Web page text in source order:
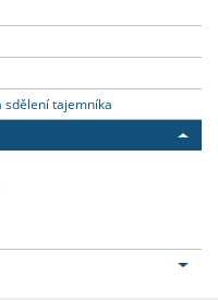
sdělení tajemníka